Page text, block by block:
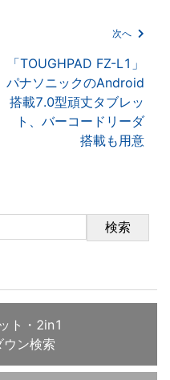
次へ
「TOUGHPAD FZ-L1」
パナソニックのAndroid
搭載7.0型頑丈タブレッ
ト、バーコードリーダ
搭載も用意
検索
ト・2in1
ウン検索